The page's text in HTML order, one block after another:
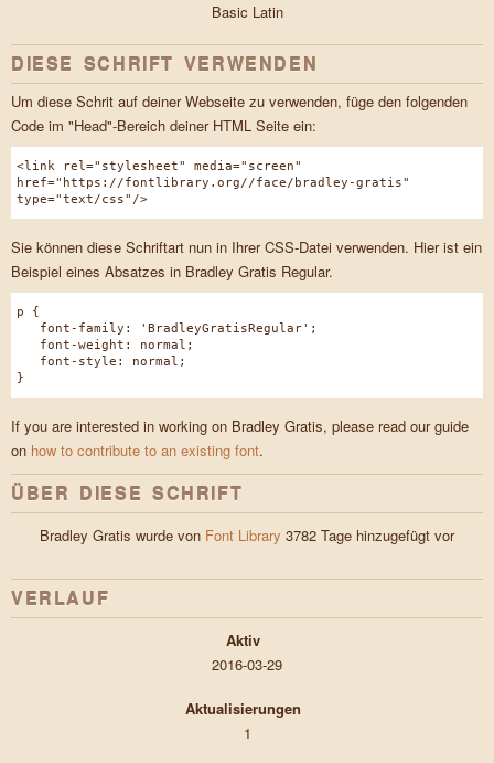
Basic Latin
DIESE SCHRIFT VERWENDEN
Um diese Schrit auf deiner Webseite zu verwenden, füge den folgenden
Code im "Head"-Bereich deiner HTML Seite ein:
<link rel="stylesheet" media="screen"
href="https://fontlibrary.org//face/bradley-gratis"
type="text/css"/>
Sie können diese Schriftart nun in Ihrer CSS-Datei verwenden. Hier ist ein
Beispiel eines Absatzes in Bradley Gratis Regular.
p {
font-family: 'BradleyGratisRegular';
font-weight: normal;
font-style: normal;
}
If you are interested in working on Bradley Gratis, please read our guide
on how to contribute to an existing font.
ÜBER DIESE SCHRIFT
Bradley Gratis wurde von Font Library 3782 Tage hinzugefügt vor
VERLAUF
Aktiv
2016-03-29
Aktualisierungen
1